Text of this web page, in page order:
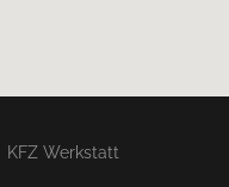
KFZ Werkstatt